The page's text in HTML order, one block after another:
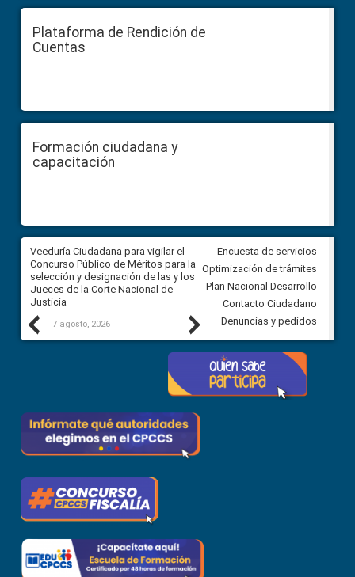
Plataforma de Rendición de
Cuentas
Formación ciudadana y
capacitación
Previous
Veeduría Ciudadana para vigilar el
Concurso Público de Méritos para la
selección y designación de las y los
Jueces de la Corte Nacional de
Justicia
7 agosto, 2026
Veeduría para realizar el
seguimiento de la gestión
Autónomo Descentralizado
parroquial rural de Calacalí
6 agosto, 2026
Next
Encuesta de servicios
Optimización de trámites
Plan Nacional Desarrollo
Contacto Ciudadano
Denuncias y pedidos